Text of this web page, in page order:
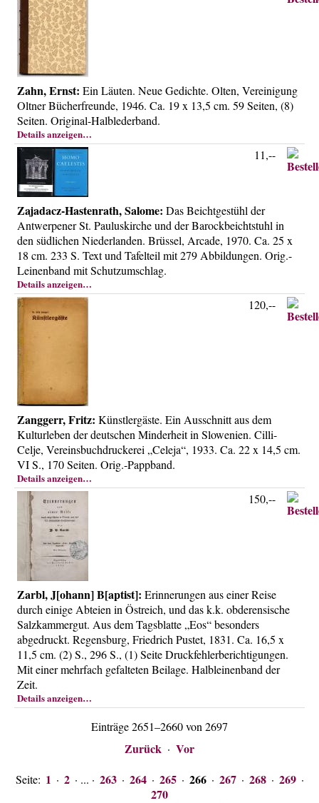
Zahn, Ernst: Ein Läuten. Neue Gedichte. Olten, Vereinigung
Oltner Bücherfreunde, 1946. Ca. 19 x 13,5 cm. 59 Seiten, (8)
Seiten. Original-Halblederband.
Details anzeigen…
Zajadacz-Hastenrath, Salome: Das Beichtgestühl der
Antwerpener St. Pauluskirche und der Barockbeichtstuhl in
den südlichen Niederlanden. Brüssel, Arcade, 1970. Ca. 25 x
18 cm. 233 S. Text und Tafelteil mit 279 Abbildungen. Orig.-
Leinenband mit Schutzumschlag.
Details anzeigen…
11,--
Zanggerr, Fritz: Künstlergäste. Ein Ausschnitt aus dem
Kulturleben der deutschen Minderheit in Slowenien. Cilli-
Celje, Vereinsbuchdruckerei „Celeja“, 1933. Ca. 22 x 14,5 cm.
VI S., 170 Seiten. Orig.-Pappband.
Details anzeigen…
120,--
Zarbl, J[ohann] B[aptist]: Erinnerungen aus einer Reise
durch einige Abteien in Östreich, und das k.k. obderensische
Salzkammergut. Aus dem Tagsblatte „Eos“ besonders
abgedruckt. Regensburg, Friedrich Pustet, 1831. Ca. 16,5 x
11,5 cm. (2) S., 296 S., (1) Seite Druckfehlerberichtigungen.
Mit einer mehrfach gefalteten Beilage. Halbleinenband der
Zeit.
Details anzeigen…
150,--
Einträge 2651–2660 von 2697
Zurück · Vor
Seite: 1 · 2 · ... · 263 · 264 · 265 · 266 · 267 · 268 · 269 ·
270